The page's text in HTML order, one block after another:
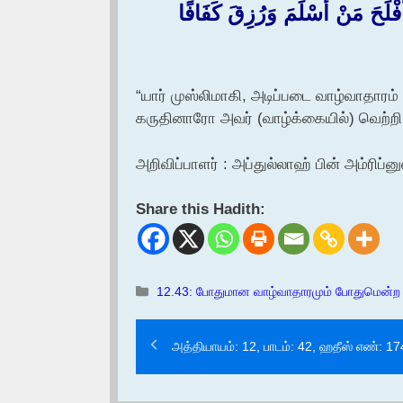
مَنْ أَسْلَمَ وَرُزِقَ كَفَافًا
“யார் முஸ்லிமாகி, அடிப்படை
கருதினாரோ அவர் (வாழ்க்கையில்)
அறிவிப்பாளர் : அப்துல்லாஹ் பின்
Share this Hadith:
Categories
12.43: போதுமான வாழ்வாதாரமும்
அத்தியாயம்: 12, பாடம்: 42, ஹதீஸ் எண்: